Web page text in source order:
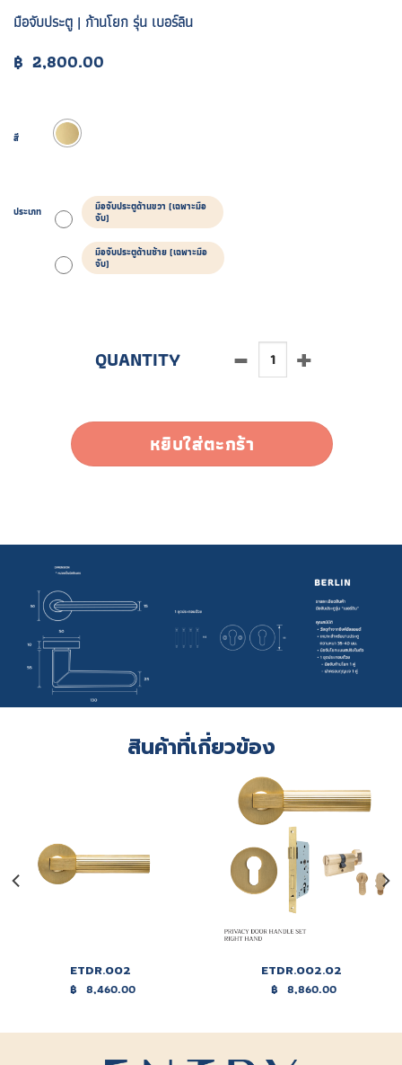
มือจับประตู | ก้านโยก รุ่น เบอร์ลิน
฿ 2,800.00
สี
ประเภท มือจับประตูด้านขวา (เฉพาะมือ
จับ)
มือจับประตูด้านซ้าย (เฉพาะมือ
จับ)
หยิบใส่ตะกร้า
สินค้าที่เกี่ยวข้อง
ETDR.002
฿ 8,460.00
ETDR.002.02
฿ 8,860.00